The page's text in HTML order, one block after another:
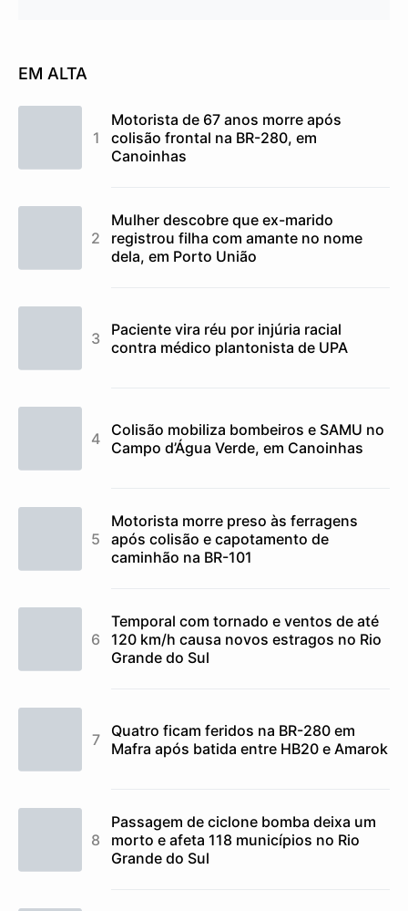
EM ALTA
Motorista de 67 anos morre após
colisão frontal na BR-280, em
Canoinhas
Mulher descobre que ex-marido
registrou filha com amante no nome
dela, em Porto União
Paciente vira réu por injúria racial
contra médico plantonista de UPA
Colisão mobiliza bombeiros e SAMU no
Campo d’Água Verde, em Canoinhas
Motorista morre preso às ferragens
após colisão e capotamento de
caminhão na BR-101
Temporal com tornado e ventos de até
120 km/h causa novos estragos no Rio
Grande do Sul
Quatro ficam feridos na BR-280 em
Mafra após batida entre HB20 e Amarok
Passagem de ciclone bomba deixa um
morto e afeta 118 municípios no Rio
Grande do Sul